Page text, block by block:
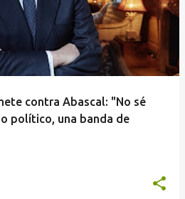
contra Abascal: "No sé
político, una banda de